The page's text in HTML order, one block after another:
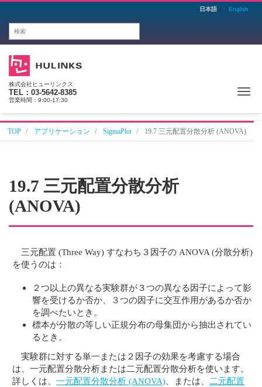
日本語 English
株式会社ヒューリンクス
TEL：03-5642-8385
営業時間：9:00-17:30
TOP アプリケーション SigmaPlot 19.7 三元配置分散分析 (ANOVA)
19.7 三元配置分散分析
(ANOVA)
三元配置 (Three Way) すなわち３因子の ANOVA (分散分析)
を使うのは：
２つ以上の異なる実験群が３つの異なる因子によって影
響を受けるか否か、３つの因子に交互作用があるか否か
を調べたいとき。
標本が分散の等しい正規分布の母集団から抽出されてい
るとき。
実験群に対する単一または２因子の効果を考慮する場合
は、一元配置分散分析または二元配置分散分析を使います。
詳しくは、一元配置分散分析 (ANOVA) 、または、
二元配置